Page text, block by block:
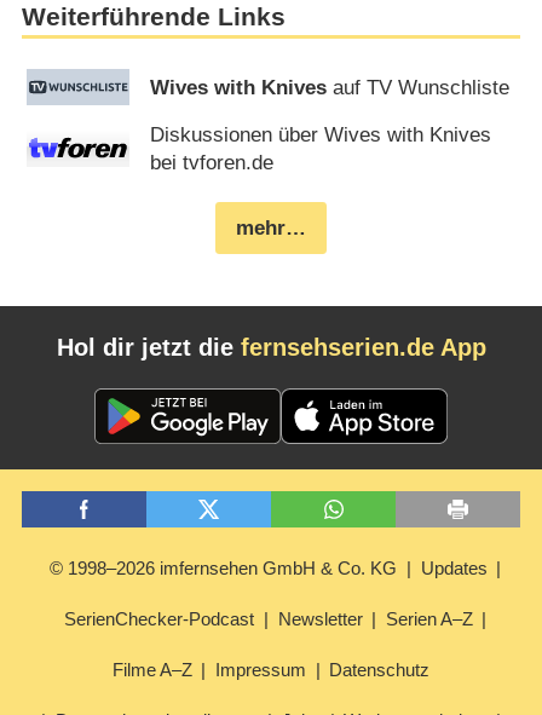
Weiterführende Links
Wives with Knives auf TV Wunschliste
Diskussionen über Wives with Knives
bei tvforen.de
mehr…
Hol dir jetzt die fernsehserien.de App
© 1998–2026 imfernsehen GmbH & Co. KG Updates
SerienChecker-Podcast Newsletter Serien A–Z
Filme A–Z Impressum Datenschutz